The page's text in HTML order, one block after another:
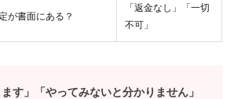
が書面にある？
「返金なし」「一切
不可」
ます」「やってみないと分かりません」